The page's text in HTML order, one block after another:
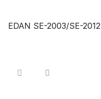
EDAN SE-2003/SE-2012